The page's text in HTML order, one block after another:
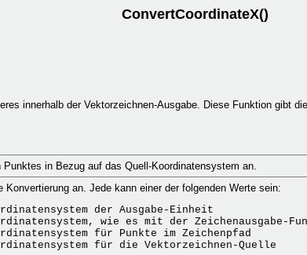
ConvertCoordinateX()
innerhalb der Vektorzeichnen-Ausgabe. Diese Funktion gibt
in Bezug auf das Quell-Koordinatensystem an.
an. Jede kann einer der folgenden Werte sein:
der Ausgabe-Einheit
wie es mit der Zeichenausgabe-
für Punkte im Zeichenpfad